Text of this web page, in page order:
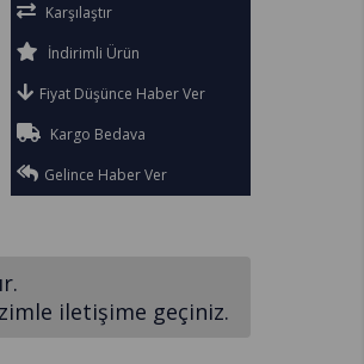
Karşılaştır
İndirimli Ürün
Fiyat Düşünce Haber Ver
Kargo Bedava
Gelince Haber Ver
iletişime geçiniz.